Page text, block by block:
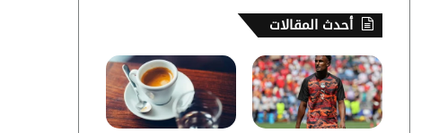
س
و
ك
ي
ر
و
ب
ق
ر
أحدث المقالات